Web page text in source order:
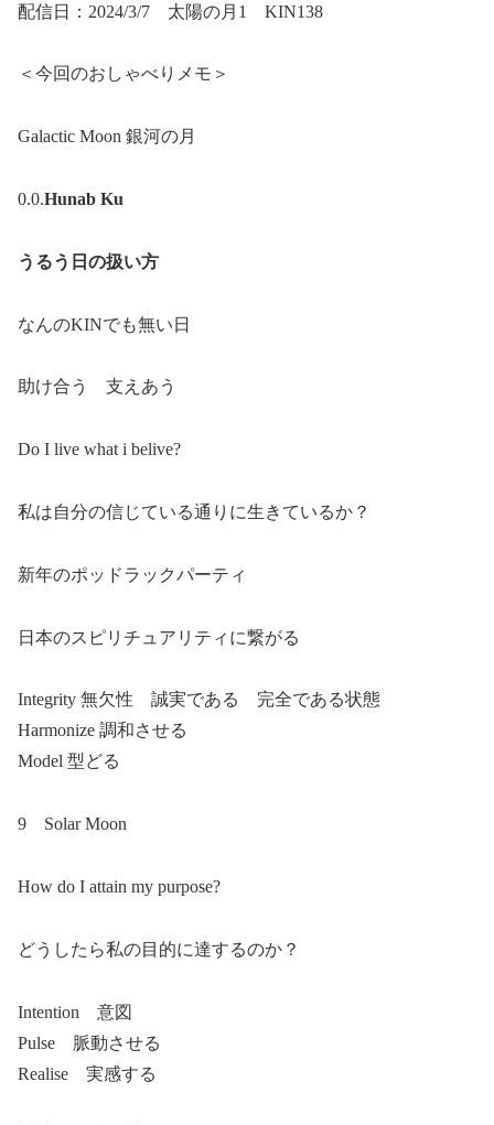
配信日：2024/3/7 太陽の月1 KIN138
＜今回のおしゃべりメモ＞
Galactic Moon 銀河の月
0.0.Hunab Ku
うるう日の扱い方
なんのKINでも無い日
助け合う 支えあう
Do I live what i belive?
私は自分の信じている通りに生きているか？
新年のポッドラックパーティ
日本のスピリチュアリティに繋がる
Integrity 無欠性 誠実である 完全である状態
Harmonize 調和させる
Model 型どる
9 Solar Moon
How do I attain my purpose?
どうしたら私の目的に達するのか？
Intention 意図
Pulse 脈動させる
Realise 実感する